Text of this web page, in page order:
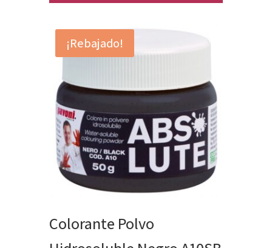
era:
19,89€.
es:
18,94€.
¡Rebajado!
Colorante Polvo